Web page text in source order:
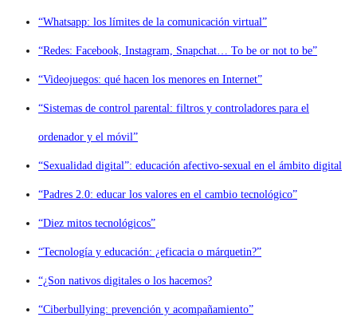
“Whatsapp: los límites de la comunicación virtual”
“Redes: Facebook, Instagram, Snapchat… To be or not to be”
“Videojuegos: qué hacen los menores en Internet”
“Sistemas de control parental: filtros y controladores para el
ordenador y el móvil”
“Sexualidad digital”: educación afectivo-sexual en el ámbito digital
“Padres 2.0: educar los valores en el cambio tecnológico”
“Diez mitos tecnológicos”
“Tecnología y educación: ¿eficacia o márquetin?”
“¿Son nativos digitales o los hacemos?
“Ciberbullying: prevención y acompañamiento”